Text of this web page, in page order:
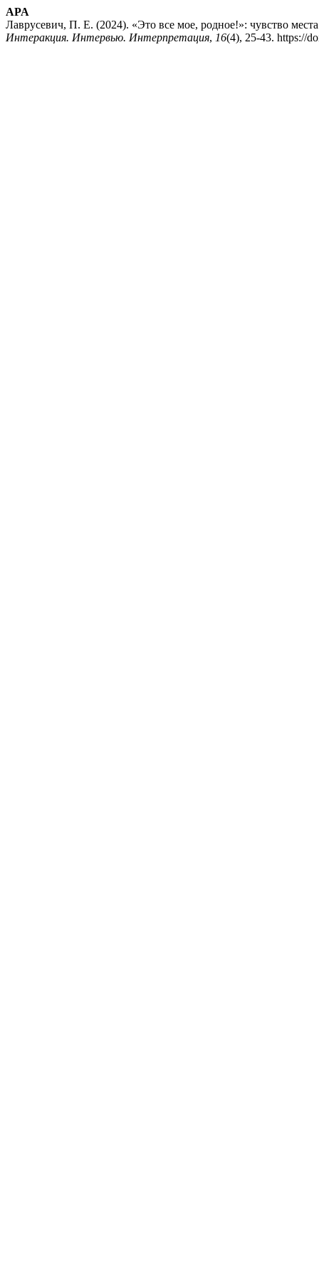
APA
Лаврусевич, П. Е. (2024). «Это все мое, родное!»: чувство
Интеракция. Интервью. Интерпретация, 16(4), 25-43. https://